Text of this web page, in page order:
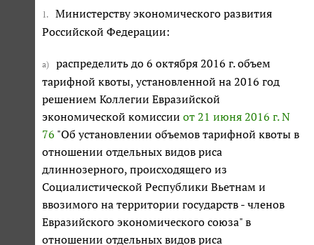
1.
Министерству экономического развития
Российской Федерации:
а)
распределить до 6 октября 2016 г. объем
тарифной квоты, установленной на 2016 год
решением Коллегии Евразийской
экономической комиссии от 21 июня 2016 г. N
76 "Об установлении объемов тарифной квоты в
отношении отдельных видов риса
длиннозерного, происходящего из
Социалистической Республики Вьетнам и
ввозимого на территории государств - членов
Евразийского экономического союза" в
отношении отдельных видов риса